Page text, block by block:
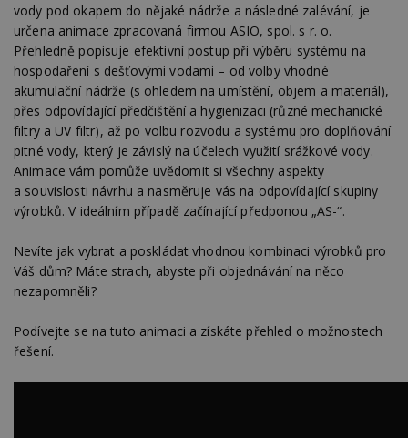
vody pod okapem do nějaké nádrže a následné zalévání, je
určena animace zpracovaná firmou ASIO, spol. s r. o.
Přehledně popisuje efektivní postup při výběru systému na
hospodaření s dešťovými vodami – od volby vhodné
akumulační nádrže (s ohledem na umístění, objem a materiál),
přes odpovídající předčištění a hygienizaci (různé mechanické
filtry a UV filtr), až po volbu rozvodu a systému pro doplňování
pitné vody, který je závislý na účelech využití srážkové vody.
Animace vám pomůže uvědomit si všechny aspekty
a souvislosti návrhu a nasměruje vás na odpovídající skupiny
výrobků. V ideálním případě začínající předponou „AS-“.
Nevíte jak vybrat a poskládat vhodnou kombinaci výrobků pro
Váš dům? Máte strach, abyste při objednávání na něco
nezapomněli?
Podívejte se na tuto animaci a získáte přehled o možnostech
řešení.